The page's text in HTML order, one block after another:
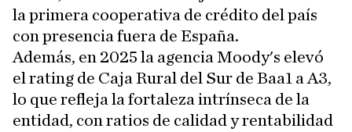
la primera cooperativa de crédito del país
con presencia fuera de España.
Además, en 2025 la agencia Moody's elevó
el rating de Caja Rural del Sur de Baa1 a A3,
lo que refleja la fortaleza intrínseca de la
entidad, con ratios de calidad y rentabilidad